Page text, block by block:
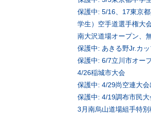
保護中: 5/16、17東京
学生）空手道選手権大
南大沢道場オープン、
保護中: あきる野Jr.カ
保護中: 6/7立川市オー
4/26稲城市大会
保護中: 4/29尚空連大
保護中: 4/19調布市民
3月南烏山道場組手特別